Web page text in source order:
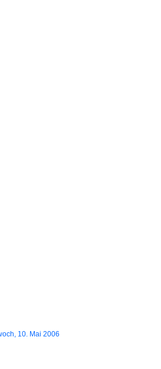
10. Mai 2006